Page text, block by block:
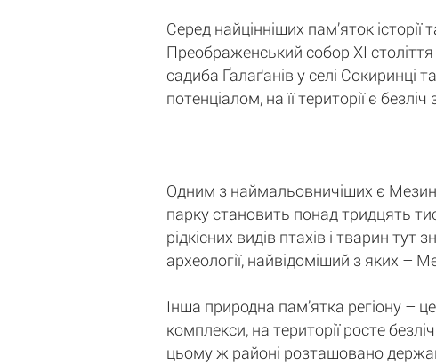
Серед найцінніших пам’яток історії
Преображенський собор XI століття
садиба Ґалаґанів у селі Сокиринці
потенціалом, на її території є
Одним з наймальовничіших є
парку становить понад тридцять
рідкісних видів птахів і тварин
археології, найвідоміший з яких –
Інша природна пам’ятка регіону –
комплекси, на території росте
цьому ж районі розташовано